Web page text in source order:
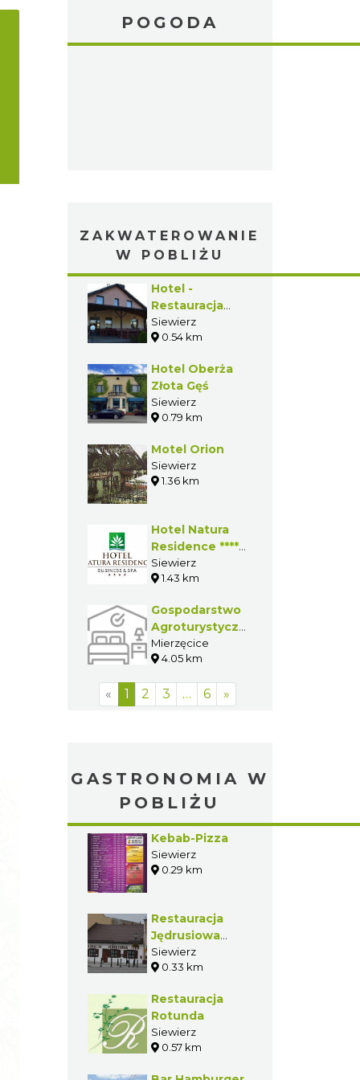
POGODA
ZAKWATEROWANIE
W POBLIŻU
Hotel -
Restauracja
Albatros
Siewierz
0.54 km
Hotel Oberża
Złota Gęś
Siewierz
0.79 km
Motel Orion
Siewierz
1.36 km
Hotel Natura
Residence ****
Business & SPA
Siewierz
1.43 km
Gospodarstwo
Agroturystyczne
Beata Latos
Mierzęcice
4.05 km
« 1 2 3 … 6 »
GASTRONOMIA W
POBLIŻU
Kebab-Pizza
Siewierz
0.29 km
Restauracja
Jędrusiowa
Izba
Siewierz
0.33 km
Restauracja
Rotunda
Siewierz
0.57 km